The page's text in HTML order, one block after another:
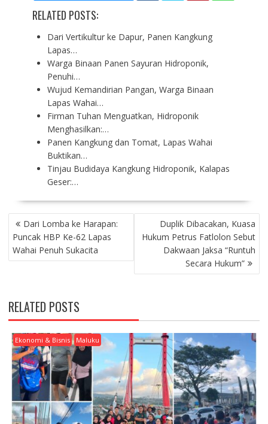
RELATED POSTS:
Dari Vertikultur ke Dapur, Panen Kangkung
Lapas…
Warga Binaan Panen Sayuran Hidroponik,
Penuhi…
Wujud Kemandirian Pangan, Warga Binaan
Lapas Wahai…
Firman Tuhan Menguatkan, Hidroponik
Menghasilkan:…
Panen Kangkung dan Tomat, Lapas Wahai
Buktikan…
Tinjau Budidaya Kangkung Hidroponik, Kalapas
Geser:…
P
O
S
T
V
I
G
A
T
O
Dari Lomba ke Harapan:
Puncak HBP Ke-62 Lapas
Wahai Penuh Sukacita
Duplik Dibacakan, Kuasa
Hukum Petrus Fatlolon Sebut
Dakwaan Jaksa “Runtuh
Secara Hukum”
RELATED POSTS
Ekonomi & Bisnis Maluku